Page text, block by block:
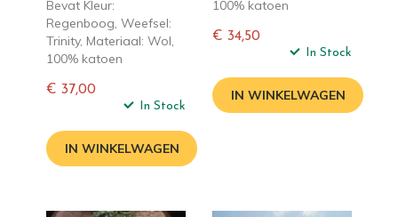
Bevat Kleur:
Regenboog, Weefsel:
Trinity, Materiaal: Wol,
100% katoen
€ 37,00
In Stock
IN WINKELWAGEN
100% katoen
€ 34,50
In Stock
IN WINKELWAGEN